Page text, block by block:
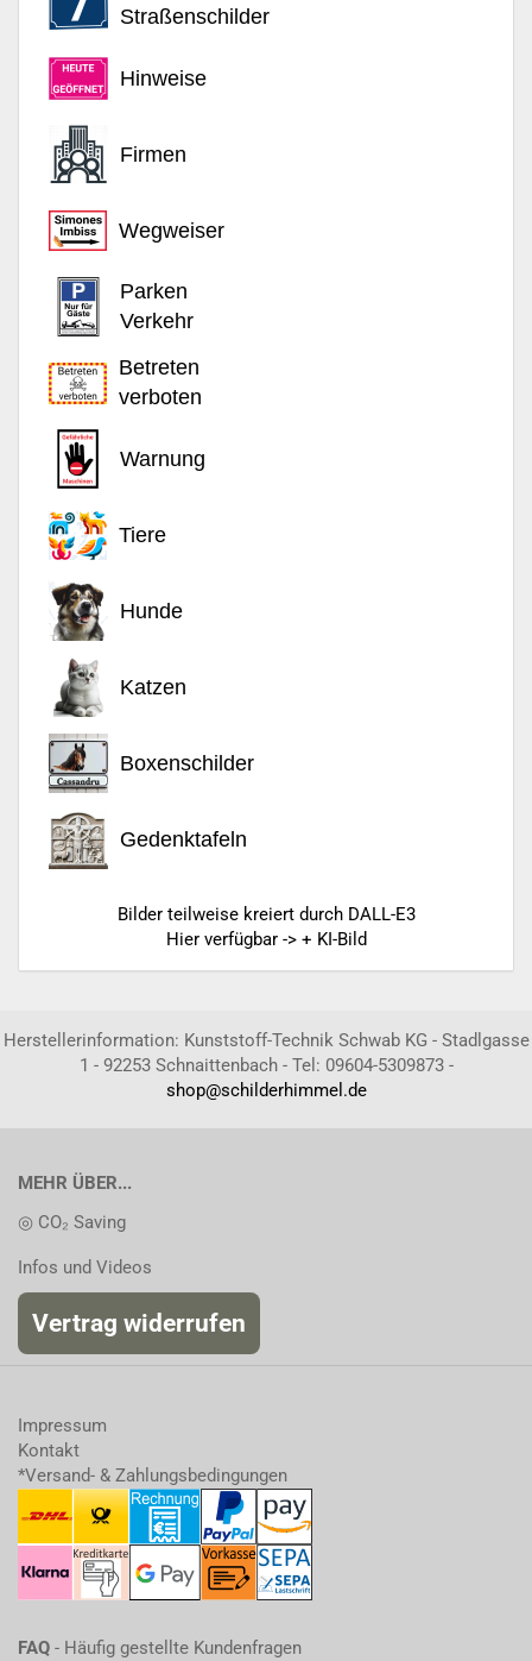
Straßenschilder
Hinweise
Firmen
Wegweiser
Parken
Verkehr
Betreten
verboten
Warnung
Tiere
Hunde
Katzen
Boxenschilder
Gedenktafeln
Bilder teilweise kreiert durch DALL-E3
Hier verfügbar -> + KI-Bild
Herstellerinformation: Kunststoff-Technik Schwab KG - Stadlgasse
1 - 92253 Schnaittenbach - Tel: 09604-5309873 -
shop@schilderhimmel.de
MEHR ÜBER...
◎ CO₂ Saving
Infos und Videos
Vertrag widerrufen
Impressum
Kontakt
*Versand- & Zahlungsbedingungen
FAQ - Häufig gestellte Kundenfragen